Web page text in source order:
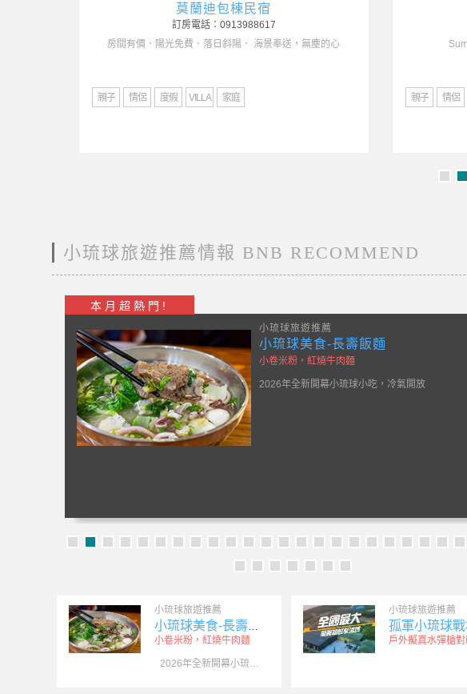
小島就●Chill
訂房電話：0911-307-397
在這裡，您可以盡情享受包棟的私密空間，歡唱KTV、
親子 情侶 度假 家庭 親子 情侶
小琉球旅遊推薦情報 BNB RECOMMEND
本月超熱門!
小琉球公告
台灣好行小琉球線2026正式啟程
一日券套票只要100
一日券套票 NT$100，不限次數搭乘，玩整天最划
小琉球旅遊推薦
小琉球美食-長壽飯麵
小卷米粉，紅燒牛肉麵
2026年全新開幕小琉球小吃，冷氣開放
小琉球旅遊推薦
孤軍小琉球
長春亭站
旅遊卡 合法
親子